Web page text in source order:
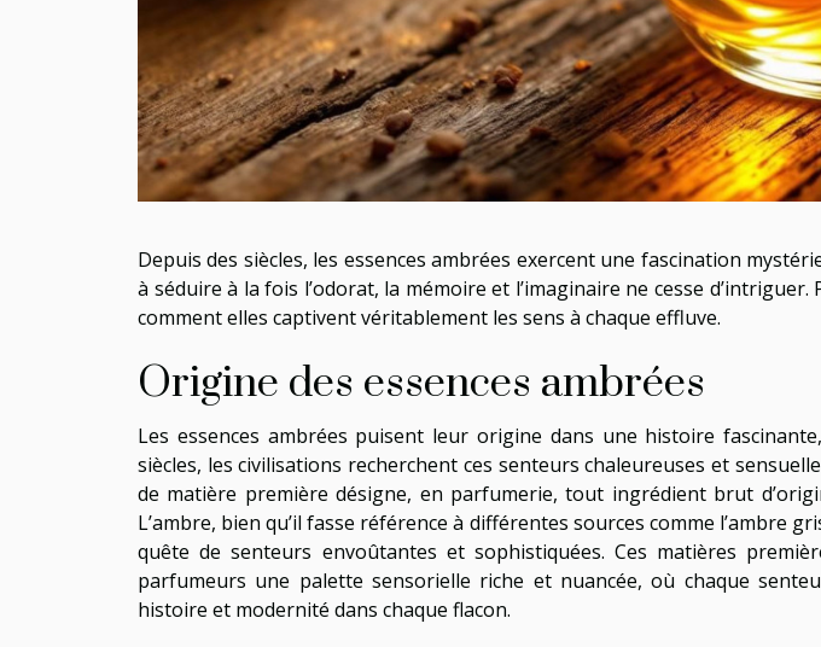
Depuis des siècles, les essences ambrées exercent une fascination
à séduire à la fois l’odorat, la mémoire et l’imaginaire ne cesse
comment elles captivent véritablement les sens à chaque effluve.
Origine des essences ambrées
Les essences ambrées puisent leur origine dans une histoire
siècles, les civilisations recherchent ces senteurs chaleureuses et
de matière première désigne, en parfumerie, tout ingrédient brut
L’ambre, bien qu’il fasse référence à différentes sources comme l’ambre
quête de senteurs envoûtantes et sophistiquées. Ces matières
parfumeurs une palette sensorielle riche et nuancée, où chaque
histoire et modernité dans chaque flacon.